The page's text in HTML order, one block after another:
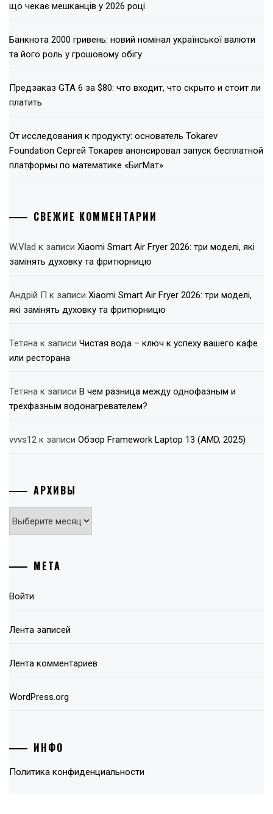
що чекає мешканців у 2026 році
Банкнота 2000 гривень: новий номінал української валюти
та його роль у грошовому обігу
Предзаказ GTA 6 за $80: что входит, что скрыто и стоит ли
платить
От исследования к продукту: основатель Tokarev
Foundation Сергей Токарев анонсировал запуск бесплатной
платформы по математике «БигМат»
СВЕЖИЕ КОММЕНТАРИИ
W.Vlad к записи Xiaomi Smart Air Fryer 2026: три моделі, які
замінять духовку та фритюрницю
Андрій П к записи Xiaomi Smart Air Fryer 2026: три моделі,
які замінять духовку та фритюрницю
Тетяна к записи Чистая вода – ключ к успеху вашего кафе
или ресторана
Тетяна к записи В чем разница между однофазным и
трехфазным водонагревателем?
vvvs12 к записи Обзор Framework Laptop 13 (AMD, 2025)
АРХИВЫ
Архивы
МЕТА
Войти
Лента записей
Лента комментариев
WordPress.org
ИНФО
Политика конфиденциальности